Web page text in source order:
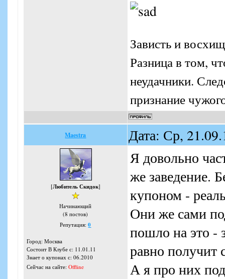
Зависть и
Разница в том,
неудачники.
признание
Maestra Дата: Ср,
[Любитель Скидок]
Начинающий
(8 постов)
Репутация:0
Город: Москва
Состоит В Клубе с: 11.01.11
Знает о купонах с: 06.2010
Сейчас на сайте: Offline
Я довольно
же заведение.
купоном -
Они же сами
пошло на это -
равно получит
А я про них